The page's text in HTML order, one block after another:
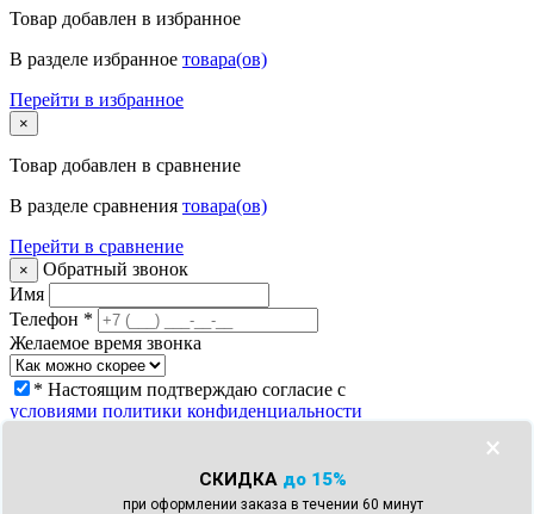
СКИДКА до 15%
при оформлении заказа в течении 60 минут
×
Товар добавлен в избранное
В разделе избранное товара(ов)
Перейти в избранное
×
Товар добавлен в сравнение
В разделе сравнения товара(ов)
Перейти в сравнение
×
Обратный звонок
Имя
Телефон *
Желаемое время звонка
* Настоящим подтверждаю согласие с
условиями политики конфиденциальности
Номер заказа *